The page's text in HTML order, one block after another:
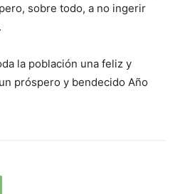
sobre todo, a no ingerir
la población una feliz y
próspero y bendecido Año